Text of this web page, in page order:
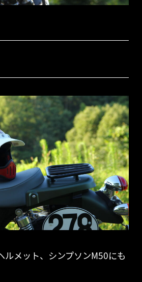
ルメット、シンプソンM50にも